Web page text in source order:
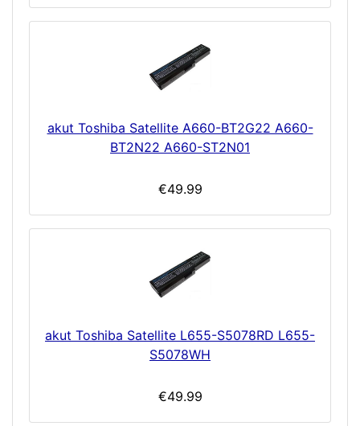
akut Toshiba Satellite A660-BT2G22 A660-
BT2N22 A660-ST2N01
€49.99
akut Toshiba Satellite L655-S5078RD L655-
S5078WH
€49.99